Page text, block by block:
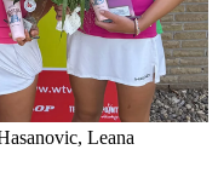
Leana